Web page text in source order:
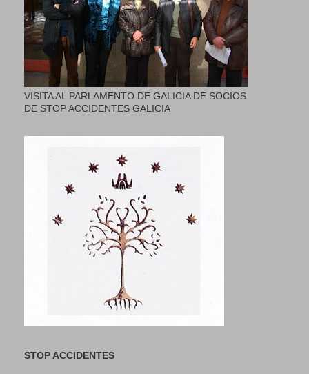
VISITA AL PARLAMENTO DE GALICIA DE SOCIOS
DE STOP ACCIDENTES GALICIA
STOP ACCIDENTES